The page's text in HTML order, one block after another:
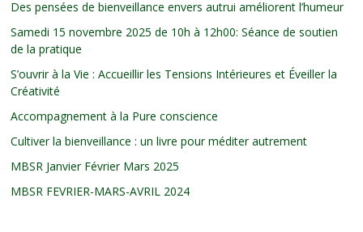
Des pensées de bienveillance envers autrui améliorent l’humeur
Samedi 15 novembre 2025 de 10h à 12h00: Séance de soutien
de la pratique
S’ouvrir à la Vie : Accueillir les Tensions Intérieures et Éveiller la
Créativité
Accompagnement à la Pure conscience
Cultiver la bienveillance : un livre pour méditer autrement
MBSR Janvier Février Mars 2025
MBSR FEVRIER-MARS-AVRIL 2024